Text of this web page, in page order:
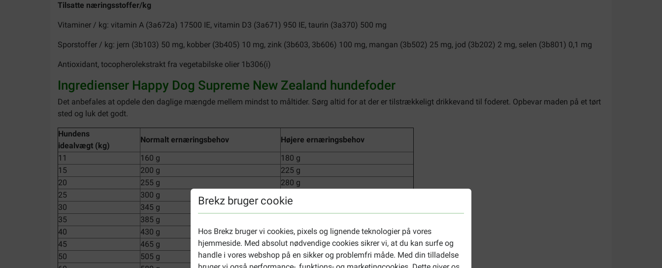
Brekz bruger cookie
Hos Brekz bruger vi cookies, pixels og lignende teknologier på vores
hjemmeside. Med absolut nødvendige cookies sikrer vi, at du kan surfe og
handle i vores webshop på en sikker og problemfri måde. Med din tilladelse
Tilsatte næringsstoffer/kg
Vitaminer / kg: vitamin A (3a672a) 17500 IE, vitamin D3 (3a671) 950 IE, taurin (3a370) 500 mg
Sporstoffer / kg: jern (3b103) 50 mg, kobber (3b405) 10 mg, zink (3b603, 3b606) 100 mg, mangan (3b502) 25 mg, jod (3b202) 2 mg, selen (3b801) 0,1 mg
Antioxidant, tocopherolekstrakt fra vegetabilske olier 1b306(i)
Ingredienser Happy Dog Supreme New Zealand hundefoder
Det anbefales at opdele den daglige mængde mellem mindst to måltider. Sørg altid for at der er tilstrækkeligt drikkevand til foderet. Opbevar maden på et tørt
sted og luk det godt.
Hundens
idealvægt (kg)
Normalt ernæringsbehov
Højere ernæringsbehov
11
160 g
180 g
15
200 g
225 g
20
255 g
280 g
25
300 g
330 g
30
345 g
380 g
35
385 g
40
430 g
470 g
45
465 g
510 g
50
505 g
555 g